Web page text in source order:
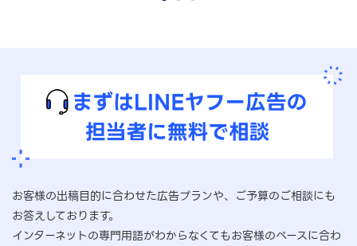
お客様の出稿目的に合わせた広告プランや、ご予算のご相談にも
お答えしております。
インターネットの専門用語がわからなくてもお客様のペースに合わ